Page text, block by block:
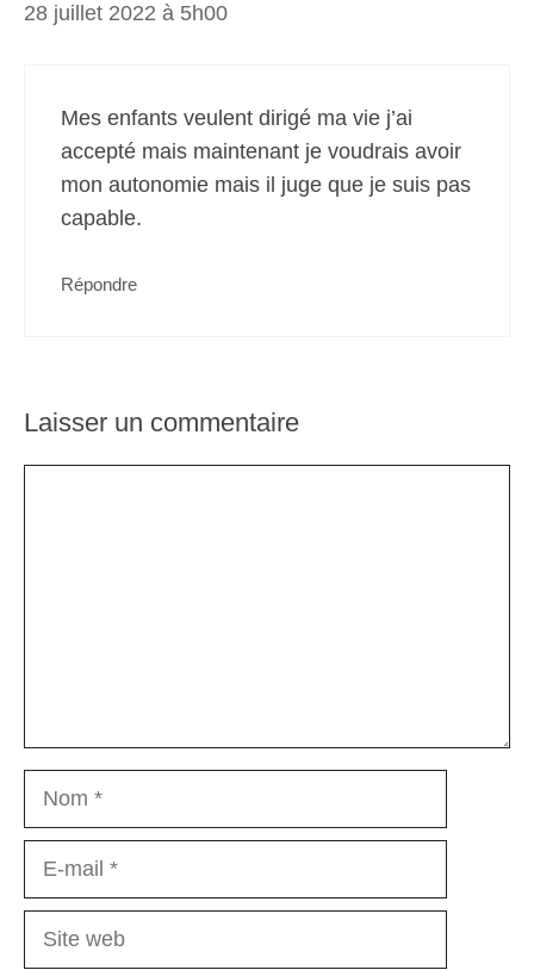
28 juillet 2022 à 5h00
Mes enfants veulent dirigé ma vie j’ai
accepté mais maintenant je voudrais avoir
mon autonomie mais il juge que je suis pas
capable.
Répondre
Laisser un commentaire
Nom
Site